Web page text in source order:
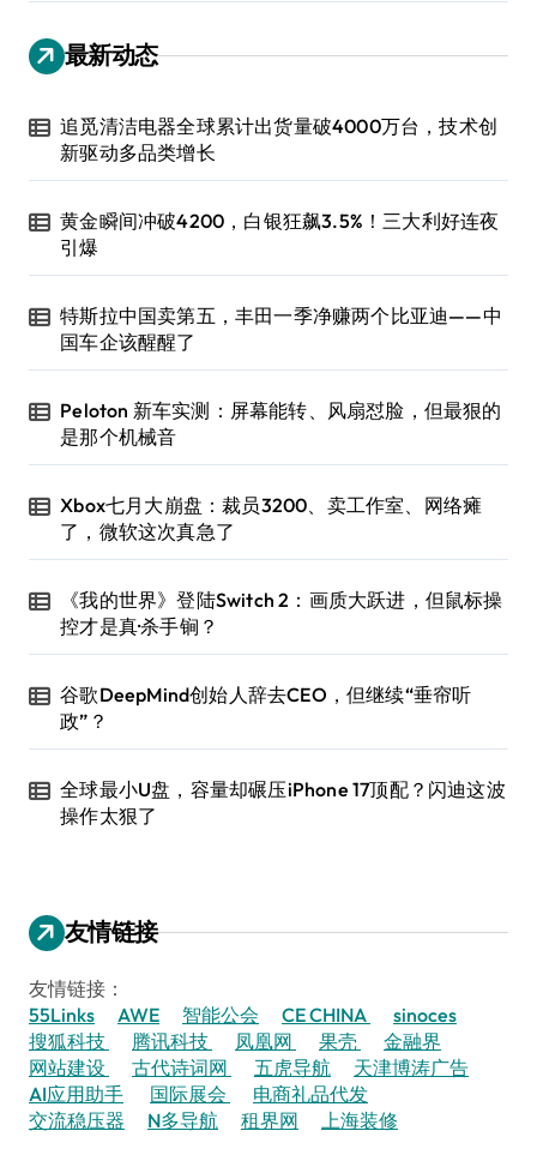
最新动态
追觅清洁电器全球累计出货量破4000万台，技术创
新驱动多品类增长
黄金瞬间冲破4200，白银狂飙3.5%！三大利好连夜
引爆
特斯拉中国卖第五，丰田一季净赚两个比亚迪——中
国车企该醒醒了
Peloton 新车实测：屏幕能转、风扇怼脸，但最狠的
是那个机械音
Xbox七月大崩盘：裁员3200、卖工作室、网络瘫
了，微软这次真急了
《我的世界》登陆Switch 2：画质大跃进，但鼠标操
控才是真·杀手锏？
谷歌DeepMind创始人辞去CEO，但继续“垂帘听
政”？
全球最小U盘，容量却碾压iPhone 17顶配？闪迪这波
操作太狠了
友情链接
友情链接：
55Links
AWE 智能公会 CE CHINA
sinoces
搜狐科技
腾讯科技 凤凰网 果壳
金融界
网站建设
古代诗词网 五虎导航
天津博涛广告
AI应用助手
国际展会
电商礼品代发
交流稳压器
N多导航 租界网 上海装修